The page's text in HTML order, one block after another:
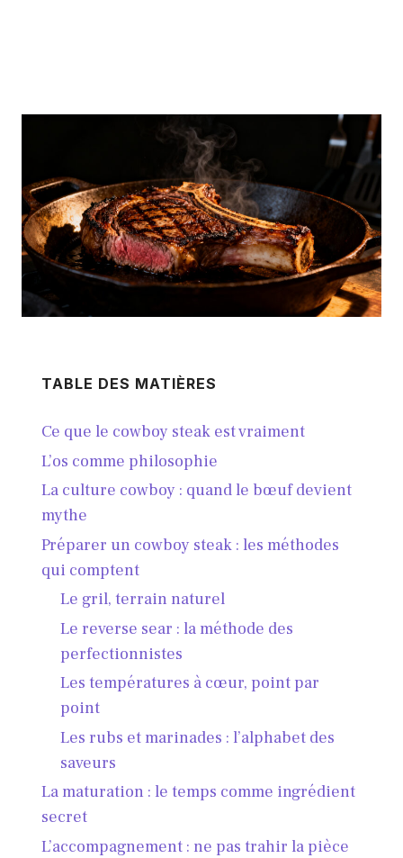
TABLE DES MATIÈRES
Ce que le cowboy steak est vraiment
L’os comme philosophie
La culture cowboy : quand le bœuf devient
mythe
Préparer un cowboy steak : les méthodes
qui comptent
Le gril, terrain naturel
Le reverse sear : la méthode des
perfectionnistes
Les températures à cœur, point par
point
Les rubs et marinades : l’alphabet des
saveurs
La maturation : le temps comme ingrédient
secret
L’accompagnement : ne pas trahir la pièce